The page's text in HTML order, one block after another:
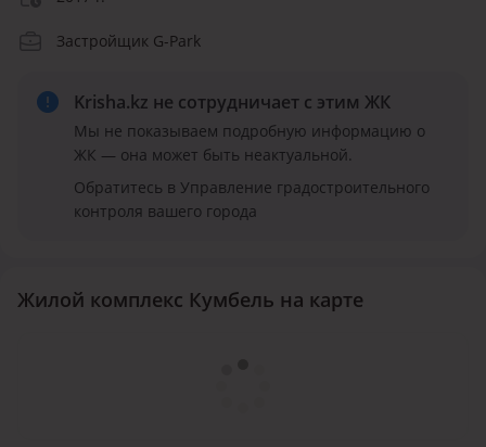
Застройщик G-Park
Krisha.kz не сотрудничает с этим ЖК
Мы не показываем подробную информацию о
ЖК — она может быть неактуальной.
Обратитесь в Управление градостроительного
контроля вашего города
Жилой комплекс Кумбель на карте